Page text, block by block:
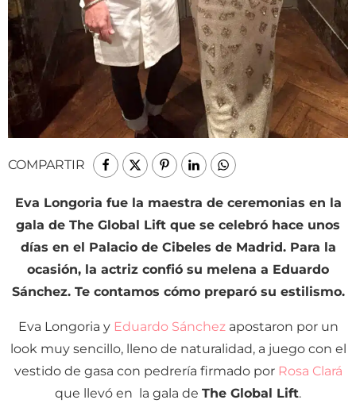
COMPARTIR
Eva Longoria fue la maestra de ceremonias en la
gala de The Global Lift que se celebró hace unos
días en el Palacio de Cibeles de Madrid. Para la
ocasión, la actriz confió su melena a Eduardo
Sánchez. Te contamos cómo preparó su estilismo.
Eva Longoria y Eduardo Sánchezapostaron por un
look muy sencillo, lleno de naturalidad, a juego con el
vestido de gasa con pedrería firmado por Rosa Clará
que llevó en la gala de The Global Lift.